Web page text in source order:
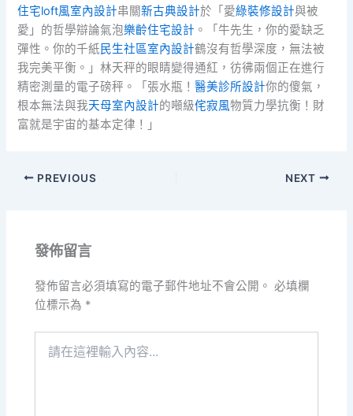
住宅loft風室內設計串關新古典設計於「愛綠裝修設計與被
愛」的哲學辯論氣泡樂齡住宅設計 。「牛先生，你的愛缺乏
彈性。你的千紙民生社區室內設計鶴沒有哲學深度，無法被
我完美平衡。」林天秤的眼睛變得通紅，彷彿兩個正在進行
精密測量的電子磅秤。「張水瓶！醫美診所設計你的傻氣，
根本無法與我天母室內設計的噸級侘寂風物質力學抗衡！財
富就是宇宙的基本定律！」
PREVIOUS NEXT
發佈留言
發佈留言必須填寫的電子郵件地址不會公開。 必填欄
位標示為 *